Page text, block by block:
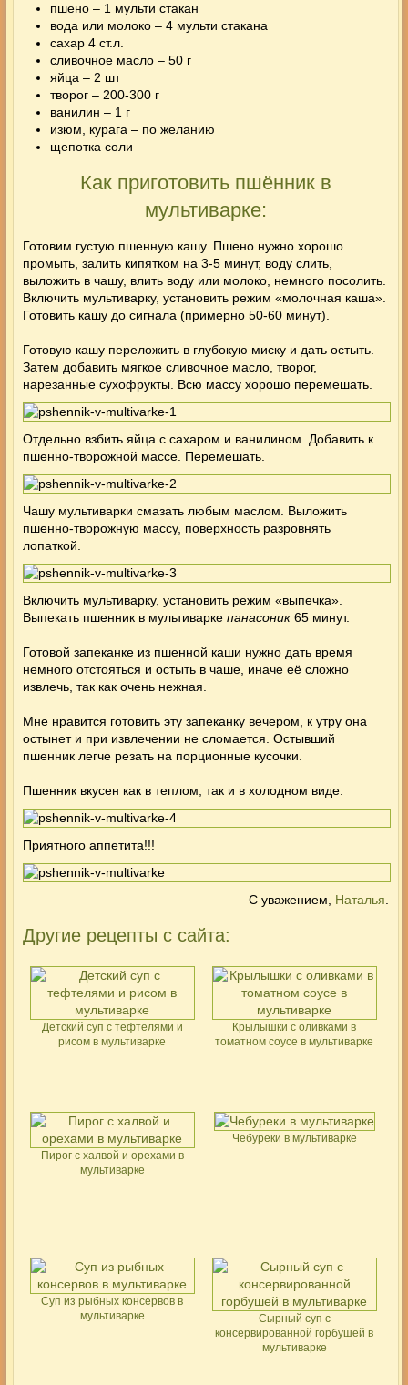
пшено – 1 мульти стакан
вода или молоко – 4 мульти стакана
сахар 4 ст.л.
сливочное масло – 50 г
яйца – 2 шт
творог – 200-300 г
ванилин – 1 г
изюм, курага – по желанию
щепотка соли
Как приготовить пшённик в
мультиварке:
Готовим густую пшенную кашу. Пшено нужно хорошо
промыть, залить кипятком на 3-5 минут, воду слить,
выложить в чашу, влить воду или молоко, немного посолить.
Включить мультиварку, установить режим «молочная каша».
Готовить кашу до сигнала (примерно 50-60 минут).
Готовую кашу переложить в глубокую миску и дать остыть.
Затем добавить мягкое сливочное масло, творог,
нарезанные сухофрукты. Всю массу хорошо перемешать.
Отдельно взбить яйца с сахаром и ванилином. Добавить к
пшенно-творожной массе. Перемешать.
Чашу мультиварки смазать любым маслом. Выложить
пшенно-творожную массу, поверхность разровнять
лопаткой.
Включить мультиварку, установить режим «выпечка».
Выпекать пшенник в мультиварке панасоник65 минут.
Готовой запеканке из пшенной каши нужно дать время
немного отстояться и остыть в чаше, иначе её сложно
извлечь, так как очень нежная.
Мне нравится готовить эту запеканку вечером, к утру она
остынет и при извлечении не сломается. Остывший
пшенник легче резать на порционные кусочки.
Пшенник вкусен как в теплом, так и в холодном виде.
Приятного аппетита!!!
С уважением, Наталья
Другие рецепты с сайта:
Детский суп с тефтелями и
рисом в мультиварке
Крылышки с оливками в
томатном соусе в мультиварке
Пирог с халвой и орехами в
мультиварке
Чебуреки в мультиварке
Суп из рыбных консервов в
мультиварке
Сырный суп с
консервированной горбушей в
мультиварке